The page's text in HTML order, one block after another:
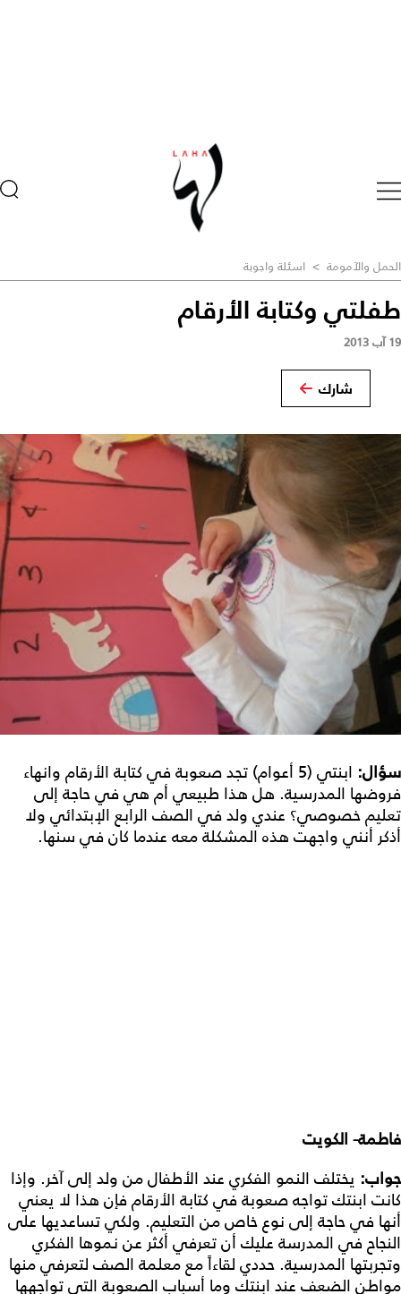
الحمل والآمومة > اسئلة واجوبة
طفلتي وكتابة الأرقام
19 آب 2013
شارك
سؤال:
ابنتي (5 أعوام) تجد صعوبة في كتابة الأرقام وانهاء
فروضها المدرسية. هل هذا طبيعي أم هي في حاجة إلى
تعليم خصوصي؟ عندي ولد في الصف الرابع الإبتدائي ولا
أذكر أنني واجهت هذه المشكلة معه عندما كان في سنها.
فاطمة- الكويت
جواب: يختلف النمو الفكري عند الأطفال من ولد إلى آخر. وإذا
كانت ابنتك تواجه صعوبة في كتابة الأرقام فإن هذا لا يعني
أنها في حاجة إلى نوع خاص من التعليم. ولكي تساعديها على
النجاح في المدرسة عليك أن تعرفي أكثر عن نموها الفكري
وتجربتها المدرسية. حددي لقاءاً مع معلمة الصف لتعرفي منها
مواطن الضعف عند ابنتك وما أسباب الصعوبة التي تواجهها